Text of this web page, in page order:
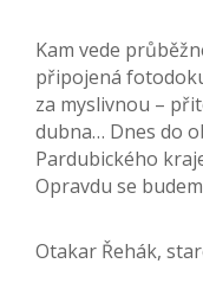
Kam vede
připojená
za myslivnou –
dubna… Dnes do
Pardubického
Opravdu se
Otakar Řehák,